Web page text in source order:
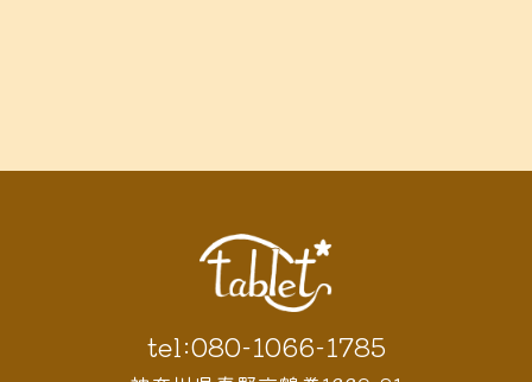
ィナー鶴巻 ランチ鶴巻 定食鶴巻温
tel:080-1066-1785